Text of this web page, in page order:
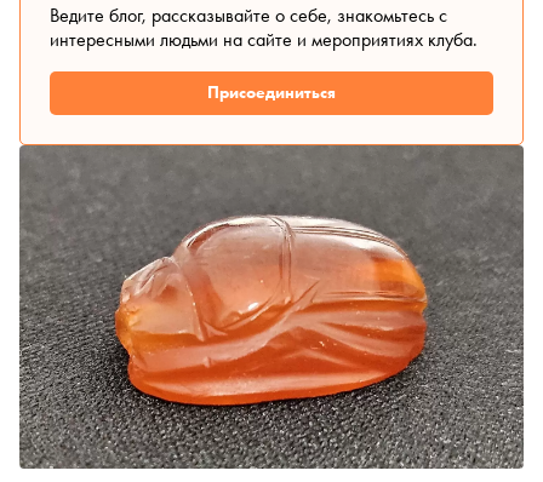
Ведите блог, рассказывайте о себе, знакомьтесь с
интересными людьми на сайте и мероприятиях клуба.
Присоединиться